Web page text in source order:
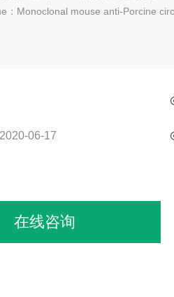
：Monoclonal mouse anti-Porcine
2020-06-17
在线咨询